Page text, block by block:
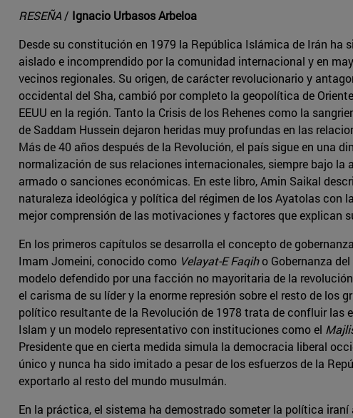
RESEÑA / Ignacio Urbasos Arbeloa
Desde su constitución en 1979 la República Islámica de Irán ha
aislado e incomprendido por la comunidad internacional y en
vecinos regionales. Su origen, de carácter revolucionario y
occidental del Sha, cambió por completo la geopolítica de
EEUU en la región. Tanto la Crisis de los Rehenes como la
de Saddam Hussein dejaron heridas muy profundas en las
Más de 40 años después de la Revolución, el país sigue en una
normalización de sus relaciones internacionales, siempre bajo la
armado o sanciones económicas. En este libro, Amin Saikal
naturaleza ideológica y política del régimen de los Ayatolas con
mejor comprensión de las motivaciones y factores que explican
En los primeros capítulos se desarrolla el concepto de
Imam Jomeini, conocido como Velayat-E Faqiho Gobernanza
modelo defendido por una facción no mayoritaria de la
el carisma de su líder y la enorme represión sobre el resto de los
político resultante de la Revolución de 1978 trata de confluir las
Islam y un modelo representativo con instituciones como el
Presidente que en cierta medida simula la democracia liberal
único y nunca ha sido imitado a pesar de los esfuerzos de la
exportarlo al resto del mundo musulmán.
En la práctica, el sistema ha demostrado someter la política